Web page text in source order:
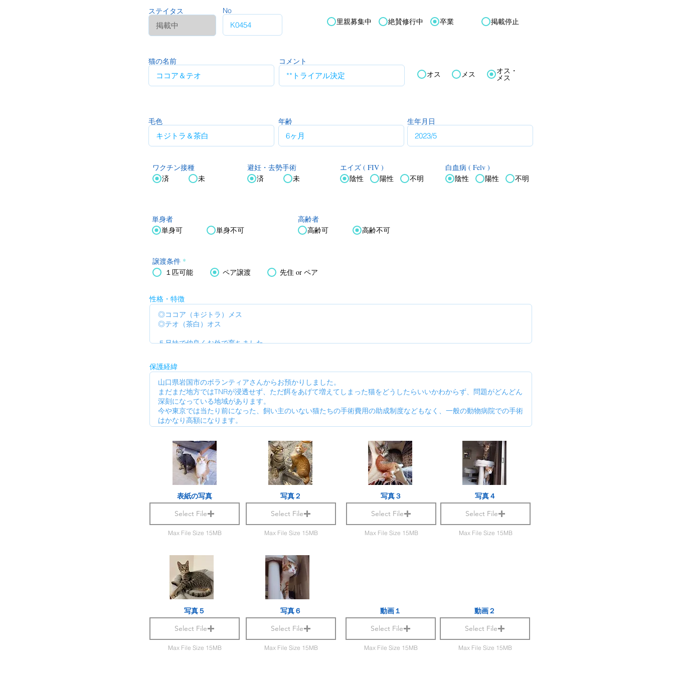
動画１
Select File
Max File Size 15MB
写真６
Select File
Max File Size 15MB
動画２
Select File
Max File Size 15MB
ステイタス No
里親募集中 絶賛修行中 卒業 掲載停止
猫の名前 コメント
オス メス オス・
メス
毛色 年齢 生年月日
ワクチン接種
済
未
避妊・去勢手術
済 未
エイズ ( FIV )
陰性
陽性 不明
白血病 ( Felv )
陰性
陽性 不明
単身者
単身可
単身不可
高齢者
高齢可
高齢不可
譲渡条件 *
１匹可能
ペア譲渡 先住 or ペア
性格・特徴
保護経緯
表紙の写真
Select File
Max File Size 15MB
写真２
Select File
Max File Size 15MB
写真３
Select File
Max File Size 15MB
写真４
Select File
Max File Size 15MB
写真５
Select File
Max File Size 15MB